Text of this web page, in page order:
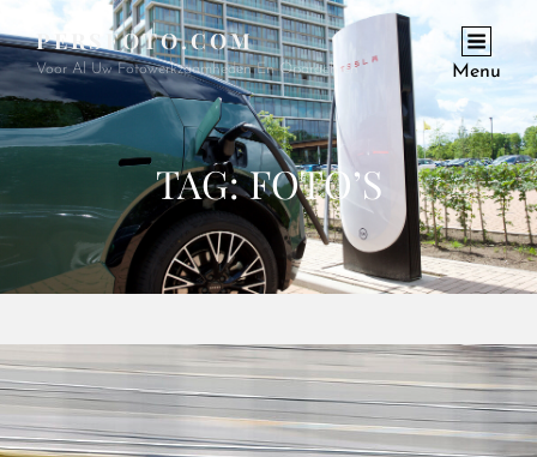
PERSFOTO.COM
Voor Al Uw Fotowerkzaamheden En Opdrachten Menu
TAG:FOTO’S